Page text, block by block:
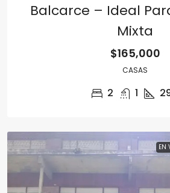
Balcarce – Ideal
Mixta
$165,000
CASAS
2 1
EN